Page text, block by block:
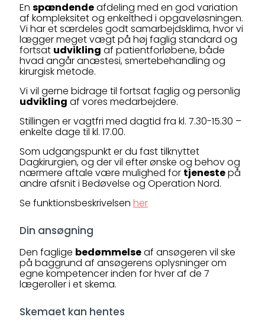
En spændendeafdeling med en god variation
af kompleksitet og enkelthed i opgaveløsningen.
Vi har et særdeles godt samarbejdsklima, hvor vi
lægger meget vægt på høj faglig standard og
fortsat udvikling af patientforløbene, både
hvad angår anæstesi, smertebehandling og
kirurgisk metode.
Vi vil gerne bidrage til fortsat faglig og personlig
udvikling af vores medarbejdere.
Stillingen er vagtfri med dagtid fra kl. 7.30-15.30 –
enkelte dage til kl. 17.00.
Som udgangspunkt er du fast tilknyttet
Dagkirurgien, og der vil efter ønske og behov og
nærmere aftale være mulighed for tjenestepå
andre afsnit i Bedøvelse og Operation Nord.
Se funktionsbeskrivelsen her
Din ansøgning
Den faglige bedømmelseaf ansøgeren vil ske
på baggrund af ansøgerens oplysninger om
egne kompetencer inden for hver af de 7
lægeroller i et skema.
Skemaet kan hentes